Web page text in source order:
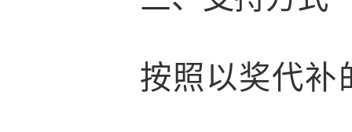
按照以奖代补